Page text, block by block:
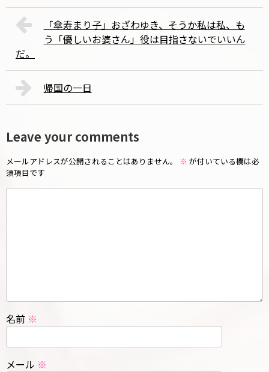
「傘寿まり子」おざわゆき、そうか私は私、も
う「優しいお婆さん」役は目指さないでいいん
だ。
帰国の一日
Leave your comments
メールアドレスが公開されることはありません。 ※ が付いている欄は必
須項目です
名前 ※
メール ※